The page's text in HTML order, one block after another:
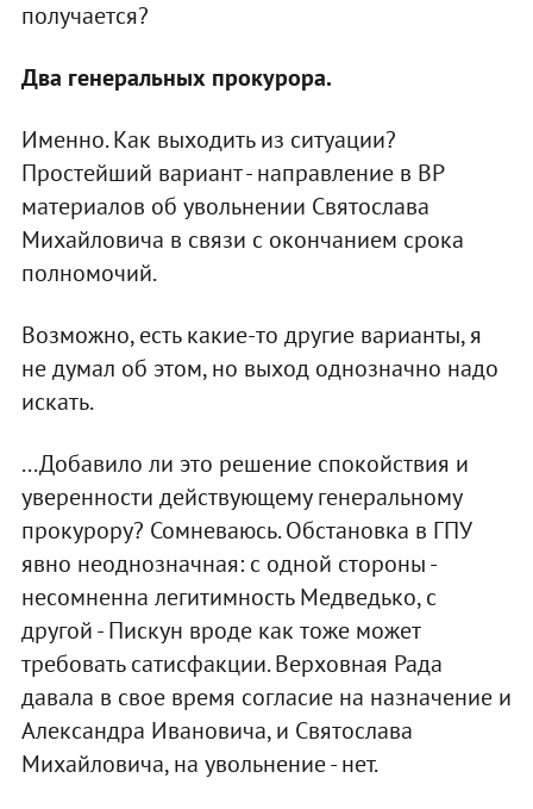
получается?
Два генеральных прокурора.
Именно. Как выходить из ситуации?
Простейший вариант - направление в ВР
материалов об увольнении Святослава
Михайловича в связи с окончанием срока
полномочий.
Возможно, есть какие-то другие варианты, я
не думал об этом, но выход однозначно надо
искать.
...Добавило ли это решение спокойствия и
уверенности действующему генеральному
прокурору? Сомневаюсь. Обстановка в ГПУ
явно неоднозначная: с одной стороны -
несомненна легитимность Медведько, с
другой - Пискун вроде как тоже может
требовать сатисфакции. Верховная Рада
давала в свое время согласие на назначение и
Александра Ивановича, и Святослава
Михайловича, на увольнение - нет.